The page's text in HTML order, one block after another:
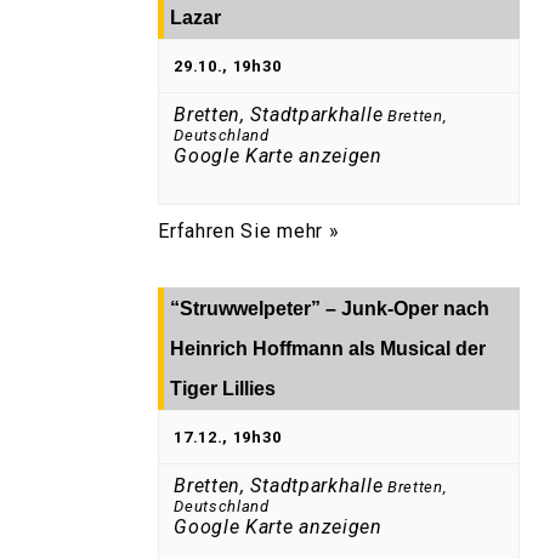
Lazar
29.10., 19h30
Bretten, Stadtparkhalle Bretten,
Deutschland
Google Karte anzeigen
Erfahren Sie mehr »
“Struwwelpeter” – Junk-Oper nach
Heinrich Hoffmann als Musical der
Tiger Lillies
17.12., 19h30
Bretten, Stadtparkhalle Bretten,
Deutschland
Google Karte anzeigen